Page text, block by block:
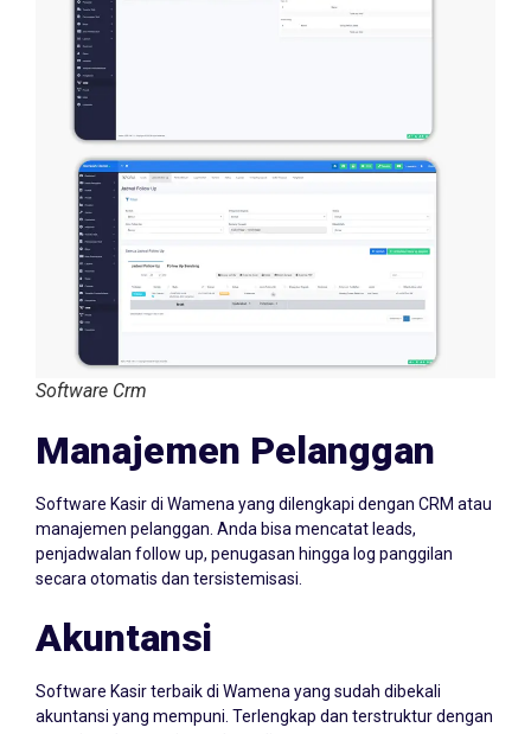
Software Crm
Manajemen Pelanggan
manajemen pelanggan. Anda bisa mencatat leads,
penjadwalan follow up, penugasan hingga log panggilan
secara otomatis dan tersistemisasi.
Akuntansi
akuntansi yang mempuni. Terlengkap dan terstruktur dengan
mapping akuntansi yang komplit.